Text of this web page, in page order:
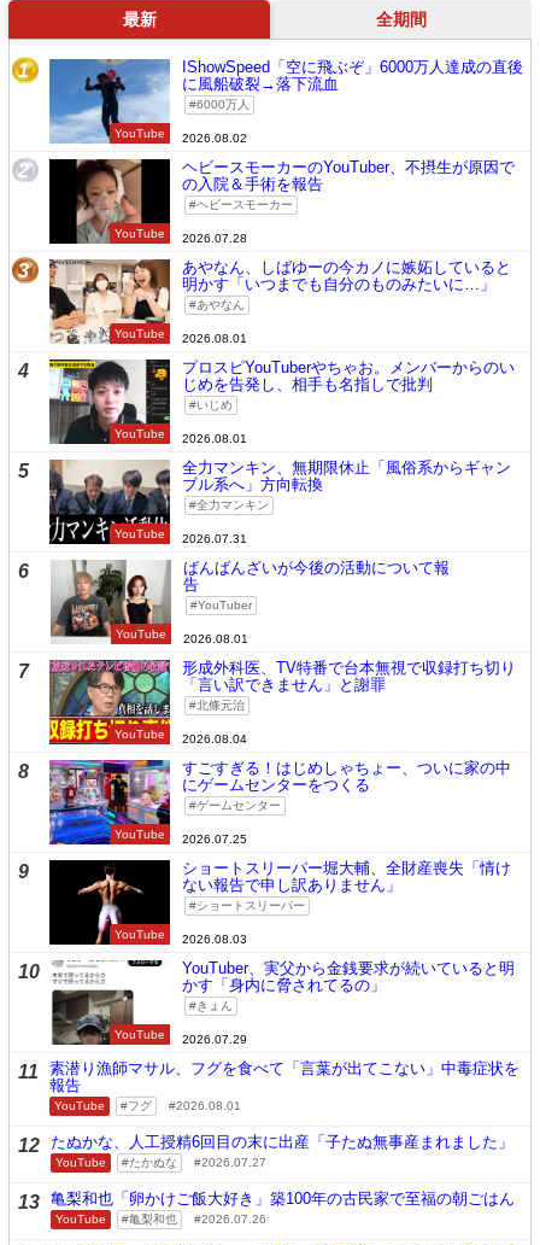
最新 全期間
1
YouTube
IShowSpeed「空に飛ぶぞ」6000万人達成の直後
に風船破裂→落下流血
6000万人
2026.08.02
2
YouTube
ヘビースモーカーのYouTuber、不摂生が原因で
の入院＆手術を報告
ヘビースモーカー
2026.07.28
3
YouTube
あやなん、しばゆーの今カノに嫉妬していると
明かす「いつまでも自分のものみたいに…」
あやなん
2026.08.01
4
YouTube
プロスピYouTuberやちゃお。メンバーからのい
じめを告発し、相手も名指しで批判
いじめ
2026.08.01
5
YouTube
全力マンキン、無期限休止「風俗系からギャン
ブル系へ」方向転換
全力マンキン
2026.07.31
6
YouTube
ばんばんざいが今後の活動について報
告
YouTuber
2026.08.01
7
YouTube
形成外科医、TV特番で台本無視で収録打ち切り
「言い訳できません」と謝罪
北條元治
2026.08.04
8
YouTube
すごすぎる！はじめしゃちょー、ついに家の中
にゲームセンターをつくる
ゲームセンター
2026.07.25
9
YouTube
ショートスリーパー堀大輔、全財産喪失「情け
ない報告で申し訳ありません」
ショートスリーパー
2026.08.03
10
YouTube
YouTuber、実父から金銭要求が続いていると明
かす「身内に脅されてるの」
きょん
2026.07.29
11
素潜り漁師マサル、フグを食べて「言葉が出てこない」中毒症状を
報告
YouTube フグ 2026.08.01
12 たぬかな、人工授精6回目の末に出産「子たぬ無事産まれました」
YouTube たかぬな 2026.07.27
13 亀梨和也「卵かけご飯大好き」築100年の古民家で至福の朝ごはん
YouTube 亀梨和也 2026.07.26